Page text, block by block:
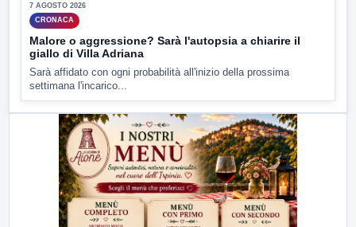
7 AGOSTO 2026
CRONACA
Malore o aggressione? Sarà l'autopsia a chiarire il
giallo di Villa Adriana
Sarà affidato con ogni probabilità all'inizio della prossima
settimana l'incarico...